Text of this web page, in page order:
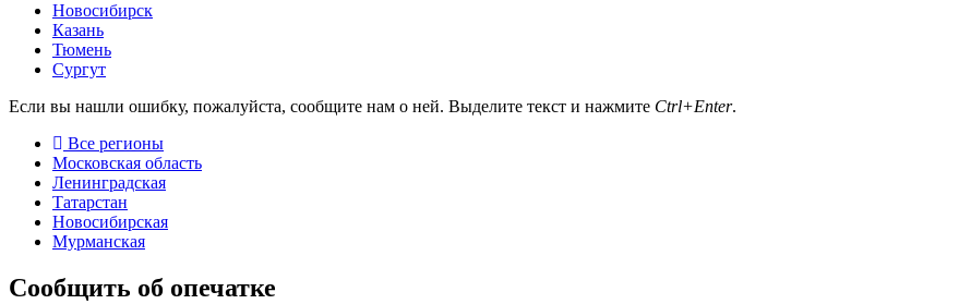
Новосибирск
Казань
Тюмень
Сургут
Если вы нашли ошибку, пожалуйста, сообщите нам о ней. Выделите текст и нажмите Ctrl+Enter.
Все регионы
Московская область
Ленинградская
Татарстан
Новосибирская
Мурманская
Сообщить об опечатке